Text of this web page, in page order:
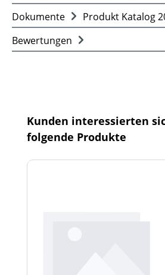
Dokumente
Produkt Katalog
Bewertungen
Produktgalerie überspringen
Kunden interessierten
folgende Produkte